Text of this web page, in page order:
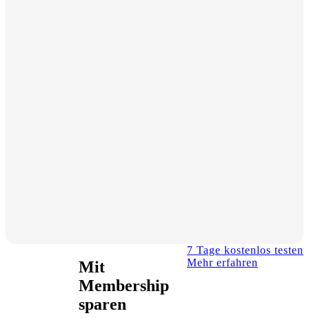
Mit
Membership
sparen
7 Tage kostenlos testen
Mehr erfahren